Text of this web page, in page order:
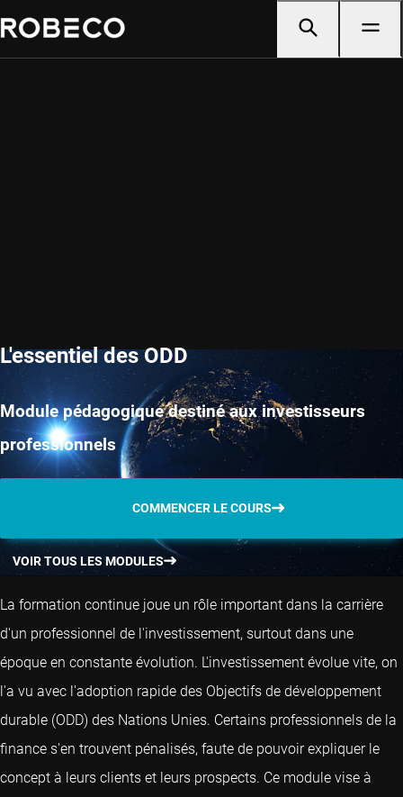
L'essentiel des ODD
Module pédagogique destiné aux investisseurs
professionnels
COMMENCER LE COURS
VOIR TOUS LES MODULES
La formation continue joue un rôle important dans la carrière
d'un professionnel de l'investissement, surtout dans une
époque en constante évolution. L'investissement évolue vite, on
l'a vu avec l'adoption rapide des Objectifs de développement
durable (ODD) des Nations Unies. Certains professionnels de la
finance s'en trouvent pénalisés, faute de pouvoir expliquer le
concept à leurs clients et leurs prospects. Ce module vise à